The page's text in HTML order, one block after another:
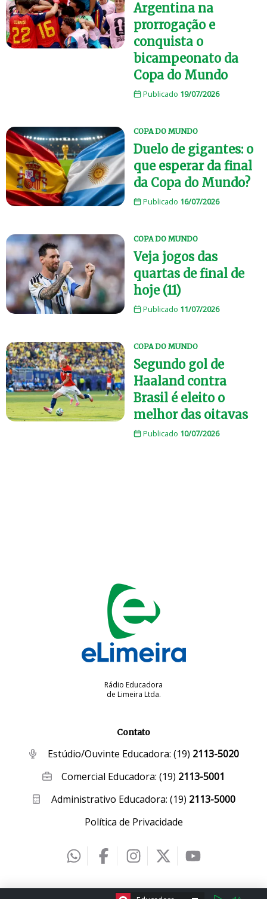
Argentina na
prorrogação e
conquista o
bicampeonato da
Copa do Mundo
Publicado 19/07/2026
COPA DO MUNDO
Duelo de gigantes: o
que esperar da final
da Copa do Mundo?
Publicado 16/07/2026
COPA DO MUNDO
Veja jogos das
quartas de final de
hoje (11)
Publicado 11/07/2026
COPA DO MUNDO
Segundo gol de
Haaland contra
Brasil é eleito o
melhor das oitavas
Publicado 10/07/2026
Rádio Educadora
de Limeira Ltda.
Contato
Estúdio/Ouvinte Educadora: (19) 2113-5020
Comercial Educadora:(19) 2113-5001
Administrativo Educadora: (19) 2113-5000
Política de Privacidade